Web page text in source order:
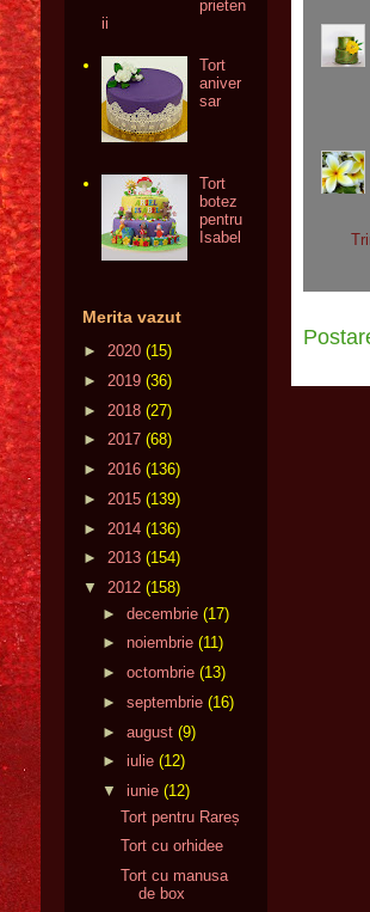
prieten
ii
Tort
aniver
sar
Tort
botez
pentru
Isabel
Merita vazut
► 2020 (15)
► 2019 (36)
► 2018 (27)
► 2017 (68)
► 2016 (136)
► 2015 (139)
► 2014 (136)
► 2013 (154)
▼
2012 (158)
► decembrie (17)
► noiembrie (11)
► octombrie (13)
► septembrie (16)
► august (9)
► iulie (12)
▼
iunie (12)
Tort pentru Rareș
Tort cu orhidee
Tort cu manusa
de box